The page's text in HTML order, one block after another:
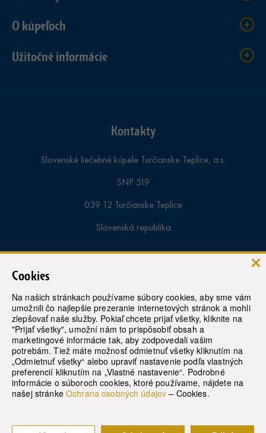
Cookies
Na našich stránkach používame súbory cookies, aby sme vám
umožnili čo najlepšie prezeranie internetových stránok a mohli
zlepšovať naše služby. Pokiaľ chcete prijať všetky, kliknite na
"Prijať všetky", umožní nám to prispôsobiť obsah a
marketingové informácie tak, aby zodpovedali vašim
potrebám. Tiež máte možnosť odmietnuť všetky kliknutím na
„Odmietnuť všetky“ alebo upraviť nastavenie podľa vlastných
preferencií kliknutím na „Vlastné nastavenie“. Podrobné
informácie o súboroch cookies, ktoré používame, nájdete na
našej stránke Ochrana osobných údajov – Cookies.
O kúpeľoch
Užitočné informácie
Kontakty
Slovenské liečebné kúpele Turčianske Teplice, a.s.
SNP 519
039 12 Turčianske Teplice
Slovenská republika
tel. samoplatci:+421-43-4913 000
tel. poistenci:+421-43-4913 363
recepcia:+421 43 4913 430
e-mail:rezervacie@modernekupele.sk